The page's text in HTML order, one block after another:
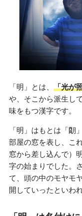
「明」とは、 「光が
や、そこから派生して
味をもつ漢字です。
「明」はもとは「朙
部屋の窓を表し、こ
窓から差し込んで）
字の始まりでした。
て、頭の中のモヤモ
開していったといわ